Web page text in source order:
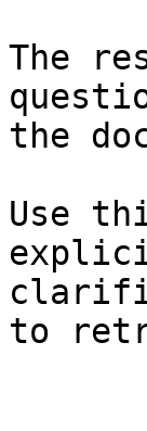
The
the
Use